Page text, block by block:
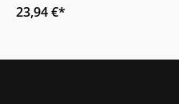
23,94 €*